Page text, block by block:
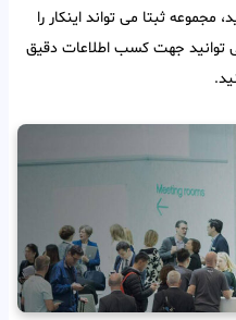
مجموعه ثبتا می تواند اینکار را
توانید جهت کسب اطلاعات دقیق